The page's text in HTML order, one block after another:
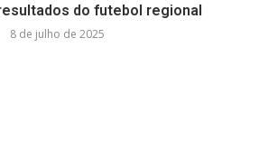
do futebol regional
8 de julho de 2025